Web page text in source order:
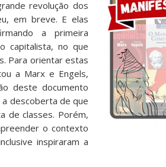
revolução dos
em breve. E elas
a primeira
capitalista, no que
Para orientar estas
a Marx e Engels,
deste documento
descoberta de que
de classes. Porém,
o contexto
inspiraram a